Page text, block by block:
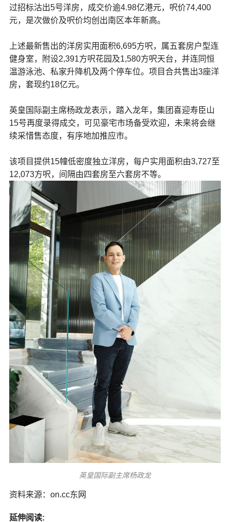
过招标沽出5号洋房，成交价逾4.98亿港元，呎价74,400
元，是次做价及呎价均创出南区本年新高。
上述最新售出的洋房实用面积6,695方呎，属五套房户型连
健身室，附设2,391方呎花园及1,580方呎天台，并连同恒
温游泳池、私家升降机及两个停车位。项目合共售出3座洋
房，套现约18亿元。
英皇国际副主席杨政龙表示，踏入龙年，集团喜迎寿臣山
15号再度录得成交，可见豪宅市场备受欢迎，未来将会继
续采惜售态度，有序地加推应市。
该项目提供15幢低密度独立洋房，每户实用面积由3,727至
12,073方呎，间隔由四套房至六套房不等。
英皇国际副主席杨政龙
资料来源：on.cc东网
延伸阅读: